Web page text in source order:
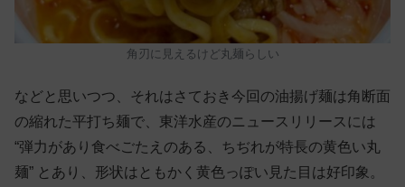
角刃に見えるけど丸麺らしい
などと思いつつ、それはさておき今回の油揚げ麺は角断面
の縮れた平打ち麺で、東洋水産のニュースリリースには
“弾力があり食べごたえのある、ちぢれが特長の黄色い丸
麺” とあり、形状はともかく黄色っぽい見た目は好印象。